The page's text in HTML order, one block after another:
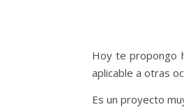
Hoy te propongo
aplicable a otras
Es un proyecto